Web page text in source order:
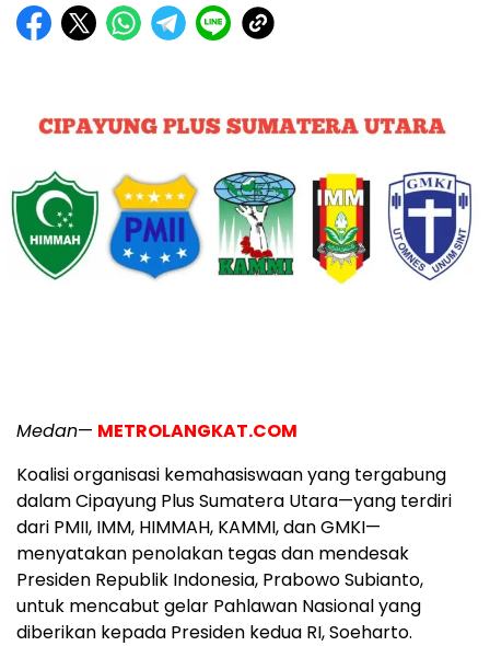
Medan— METROLANGKAT.COM
Koalisi organisasi kemahasiswaan yang tergabung
dalam Cipayung Plus Sumatera Utara—yang terdiri
dari PMII, IMM, HIMMAH, KAMMI, dan GMKI—
menyatakan penolakan tegas dan mendesak
Presiden Republik Indonesia, Prabowo Subianto,
untuk mencabut gelar Pahlawan Nasional yang
diberikan kepada Presiden kedua RI, Soeharto.